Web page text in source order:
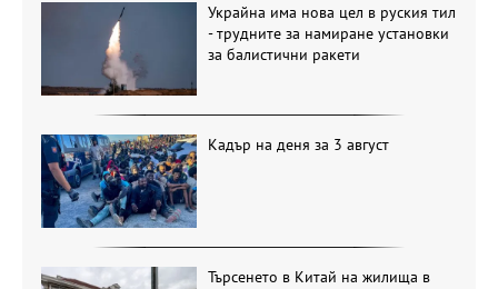
Украйна има нова цел в руския тил
- трудните за намиране установки
за балистични ракети
Кадър на деня за 3 август
Търсенето в Китай на жилища в